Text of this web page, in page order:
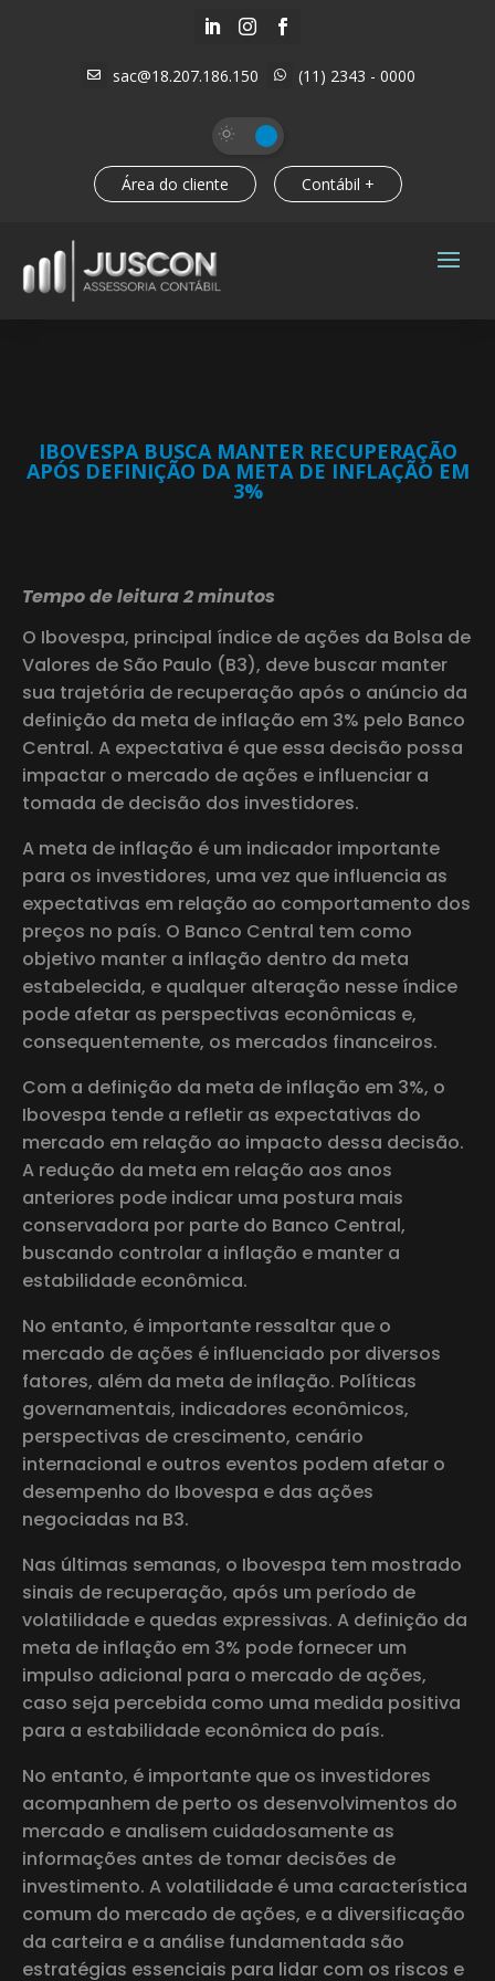
  
 sac@18.207.186.150  (11) 2343 - 0000
Área do cliente Contábil +
IBOVESPA BUSCA MANTER RECUPERAÇÃO
APÓS DEFINIÇÃO DA META DE INFLAÇÃO EM
3%
Tempo de leitura 2 minutos
O Ibovespa, principal índice de ações da Bolsa de
Valores de São Paulo (B3), deve buscar manter
sua trajetória de recuperação após o anúncio da
definição da meta de inflação em 3% pelo Banco
Central. A expectativa é que essa decisão possa
impactar o mercado de ações e influenciar a
tomada de decisão dos investidores.
A meta de inflação é um indicador importante
para os investidores, uma vez que influencia as
expectativas em relação ao comportamento dos
preços no país. O Banco Central tem como
objetivo manter a inflação dentro da meta
estabelecida, e qualquer alteração nesse índice
pode afetar as perspectivas econômicas e,
consequentemente, os mercados financeiros.
Com a definição da meta de inflação em 3%, o
Ibovespa tende a refletir as expectativas do
mercado em relação ao impacto dessa decisão.
A redução da meta em relação aos anos
anteriores pode indicar uma postura mais
conservadora por parte do Banco Central,
buscando controlar a inflação e manter a
estabilidade econômica.
No entanto, é importante ressaltar que o
mercado de ações é influenciado por diversos
fatores, além da meta de inflação. Políticas
governamentais, indicadores econômicos,
perspectivas de crescimento, cenário
internacional e outros eventos podem afetar o
desempenho do Ibovespa e das ações
negociadas na B3.
Nas últimas semanas, o Ibovespa tem mostrado
sinais de recuperação, após um período de
volatilidade e quedas expressivas. A definição da
meta de inflação em 3% pode fornecer um
impulso adicional para o mercado de ações,
caso seja percebida como uma medida positiva
para a estabilidade econômica do país.
No entanto, é importante que os investidores
acompanhem de perto os desenvolvimentos do
mercado e analisem cuidadosamente as
informações antes de tomar decisões de
investimento. A volatilidade é uma característica
comum do mercado de ações, e a diversificação
da carteira e a análise fundamentada são
estratégias essenciais para lidar com os riscos e